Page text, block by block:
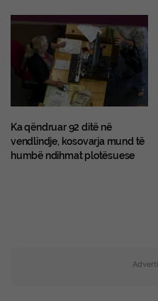
Ka qëndruar 92 ditë në
vendlindje, kosovarja mund të
humbë ndihmat plotësuese